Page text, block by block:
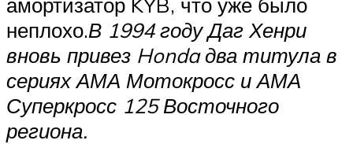
неплохо.В 1994 году Даг Хенри
вновь привез Honda два титула в
сериях АМА Мотокросс и АМА
Суперкросс 125 Восточного
региона.